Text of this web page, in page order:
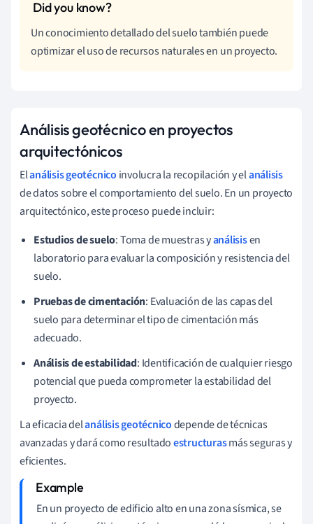
Un conocimiento detallado del suelo también puede
optimizar el uso de recursos naturales en un proyecto.
Análisis geotécnico en proyectos
arquitectónicos
Elanálisis geotécnico involucra la recopilación y elanálisis
de datos sobre el comportamiento del suelo. En un proyecto
arquitectónico, este proceso puede incluir:
Estudios de suelo: Toma de muestras yanálisisen
laboratorio para evaluar la composición y resistencia del
suelo.
Pruebas de cimentación: Evaluación de las capas del
suelo para determinar el tipo de cimentación más
adecuado.
Análisis de estabilidad: Identificación de cualquier riesgo
potencial que pueda comprometer la estabilidad del
proyecto.
La eficacia delanálisis geotécnicodepende de técnicas
avanzadas y dará como resultadoestructurasmás seguras y
eficientes.
En un proyecto de edificio alto en una zona sísmica, se